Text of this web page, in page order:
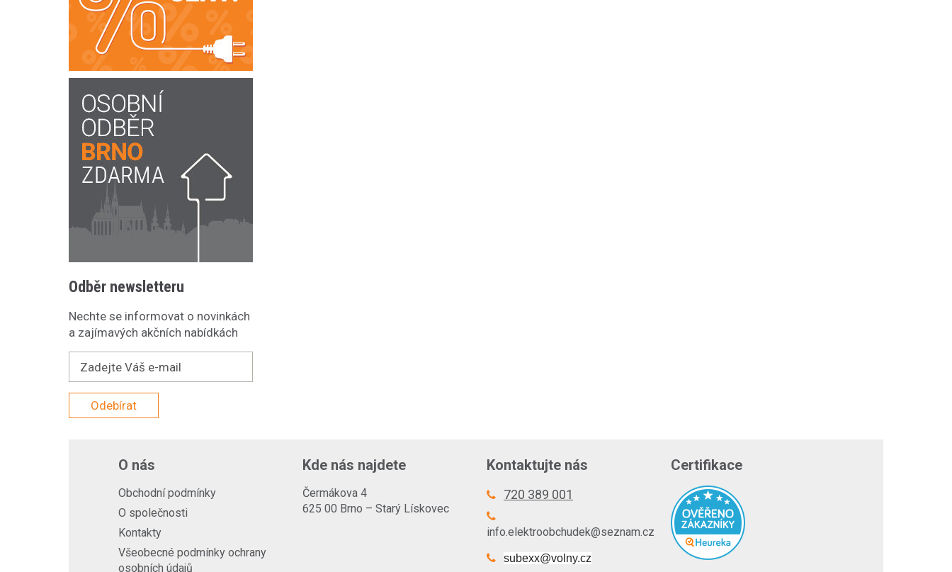
Odběr newsletteru
Nechte se informovat o novinkách
a zajímavých akčních nabídkách
Odebírat
O nás
Obchodní podmínky
O společnosti
Kontakty
Všeobecné podmínky ochrany
osobních údajů
Kde nás najdete
Čermákova 4
625 00 Brno – Starý Lískovec
Kontaktujte nás
720 389 001
info.elektroobchudek@seznam.cz
subexx@volny.cz
Certifikace